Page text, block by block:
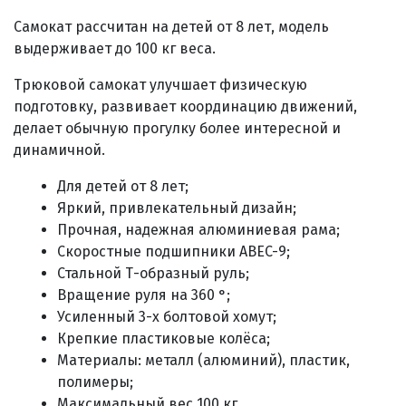
Самокат рассчитан на детей от 8 лет, модель
выдерживает до 100 кг веса.
Трюковой самокат улучшает физическую
подготовку, развивает координацию движений,
делает обычную прогулку более интересной и
динамичной.
Для детей от 8 лет;
Яркий, привлекательный дизайн;
Прочная, надежная алюминиевая рама;
Скоростные подшипники ABEC-9;
Стальной Т-образный руль;
Вращение руля на 360 °;
Усиленный 3-х болтовой хомут;
Крепкие пластиковые колёса;
Материалы: металл (алюминий), пластик,
полимеры;